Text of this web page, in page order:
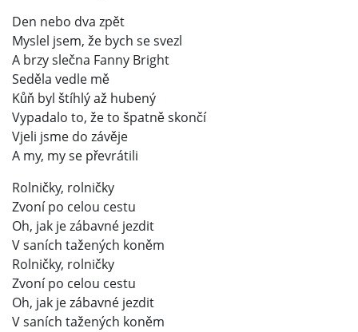
Den nebo dva zpět
Myslel jsem, že bych se svezl
A brzy slečna Fanny Bright
Seděla vedle mě
Kůň byl štíhlý až hubený
Vypadalo to, že to špatně skončí
Vjeli jsme do závěje
A my, my se převrátili
Rolničky, rolničky
Zvoní po celou cestu
Oh, jak je zábavné jezdit
V saních tažených koněm
Rolničky, rolničky
Zvoní po celou cestu
Oh, jak je zábavné jezdit
V saních tažených koněm